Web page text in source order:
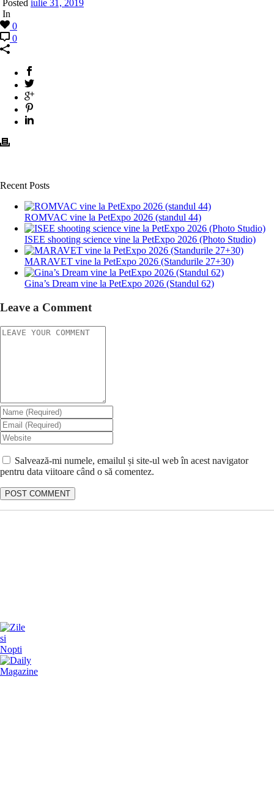
Posted iulie 31, 2019
In
0
0
Recent Posts
ROMVAC vine la PetExpo 2026 (standul 44)
ISEE shooting science vine la PetExpo 2026 (Photo Studio)
MARAVET vine la PetExpo 2026 (Standurile 27+30)
Gina’s Dream vine la PetExpo 2026 (Standul 62)
Leave a Comment
Salvează-mi numele, emailul și site-ul web în acest navigator
pentru data viitoare când o să comentez.